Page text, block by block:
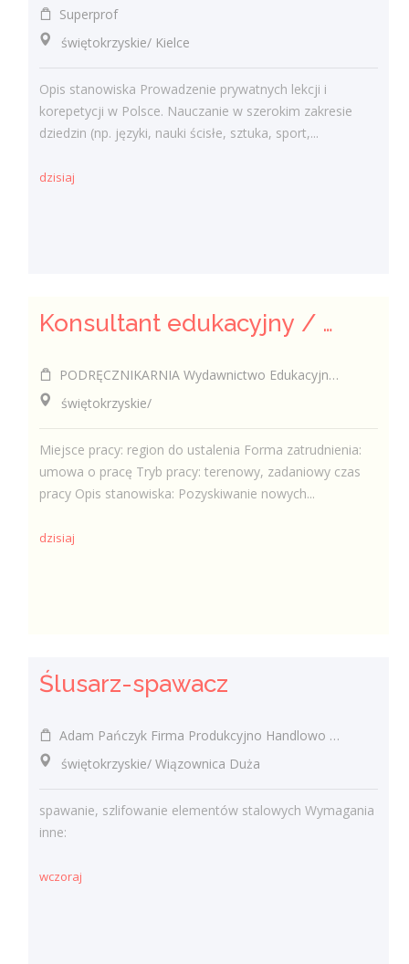
Superprof
świętokrzyskie/ Kielce
Opis stanowiska Prowadzenie prywatnych lekcji i
korepetycji w Polsce. Nauczanie w szerokim zakresie
dziedzin (np. języki, nauki ścisłe, sztuka, sport,...
dzisiaj
Konsultant edukacyjny / Konsultantka edukacyjna
PODRĘCZNIKARNIA Wydawnictwo Edukacyjne Sp. z o.o.
świętokrzyskie/
Miejsce pracy: region do ustalenia Forma zatrudnienia:
umowa o pracę Tryb pracy: terenowy, zadaniowy czas
pracy Opis stanowiska: Pozyskiwanie nowych...
dzisiaj
Ślusarz-spawacz
Adam Pańczyk Firma Produkcyjno Handlowo Usługowa "KONRAD" Wiązownica Duża
świętokrzyskie/ Wiązownica Duża
spawanie, szlifowanie elementów stalowych Wymagania
inne:
wczoraj